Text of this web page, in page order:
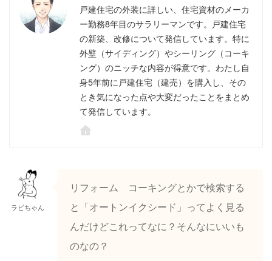
戸建住宅の外装に詳しい、住宅資材のメーカ
ー勤務8年目のサラリーマンです。戸建住宅
の新築、改修について発信しています。特に
外壁（サイディング）やシーリング（コーキ
ング）のニッチな内容が得意です。わたし自
身5年前に戸建住宅（建売）を購入し、その
とき気になった点や大変だったことをまとめ
て発信しています。
ラビちゃん
リフォーム コーキングとかで検索する
と「オートンイクシード」ってよく見る
んだけどこれってなに？そんなにいいも
のなの？